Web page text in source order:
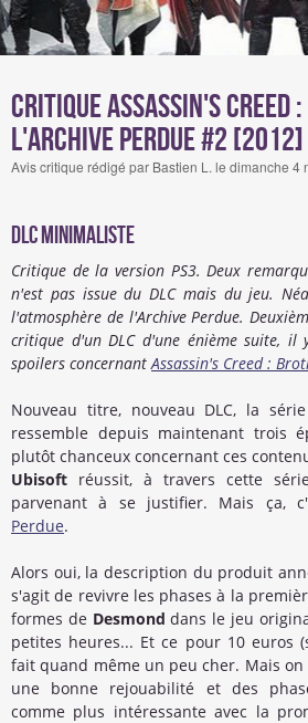
Critique Assassin's Creed
L'Archive Perdue #2 [2012]
Avis critique rédigé par Bastien L. le dimanche 4
DLC minimaliste
Critique de la version PS3. Deux
n'est pas issue du DLC mais du jeu.
l'atmosphère de l'Archive Perdue.
critique d'un DLC d'une énième suite,
spoilers concernantAssassin's Creed :
Nouveau titre, nouveau DLC, la série
ressemble depuis maintenant trois
plutôt chanceux concernant ces
Ubisoft réussit, à travers cette
parvenant à se justifier. Mais ça,
Perdue.
Alors oui, la description du produit
s'agit de revivre les phases à la
formes de Desmond dans le jeu
petites heures... Et ce pour 10 euros
fait quand même un peu cher. Mais
une bonne rejouabilité et des
comme plus intéressante avec la